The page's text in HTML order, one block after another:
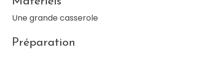
Une grande casserole
Préparation